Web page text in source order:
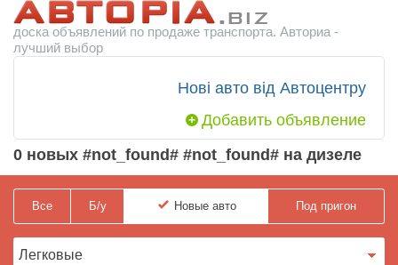
доска объявлений по продаже транспорта. Авториа -
лучший выбор
Нові авто від Автоцентру
Добавить объявление
0 новых #not_found# #not_found# на дизеле
Все Б/у Новые авто Под пригон